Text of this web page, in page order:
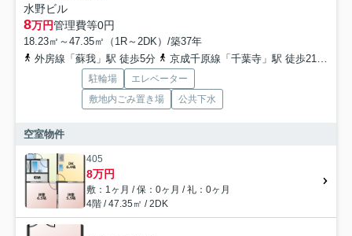
水野ビル
8万円管理費等0円
18.23㎡～47.35㎡（1R～2DK）/築37年
外房線「蘇我」駅 徒歩5分
京成千原線「千葉寺」駅 徒歩21分
駐輪場
エレベーター
敷地内ごみ置き場
公共下水
空室物件
405
8万円
敷：1ヶ月 / 保：0ヶ月 / 礼：0ヶ月
4階 / 47.35㎡ / 2DK